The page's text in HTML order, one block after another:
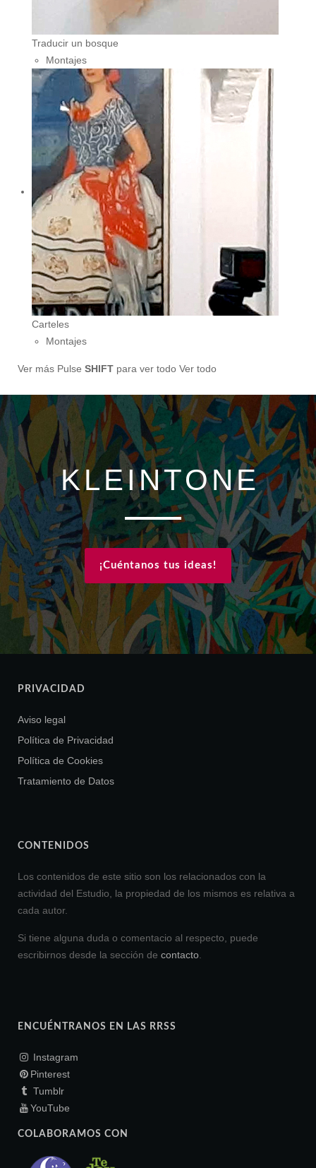
Traducir un bosque
Montajes
Carteles
Montajes
Ver más Pulse SHIFT para ver todo Ver todo
KLEINTONE
¡Cuéntanos tus ideas!
PRIVACIDAD
Aviso legal
Política de Privacidad
Política de Cookies
Tratamiento de Datos
CONTENIDOS
Los contenidos de este sitio son los relacionados con la
actividad del Estudio, la propiedad de los mismos es relativa a
cada autor.
Si tiene alguna duda o comentacio al respecto, puede
escribirnos desde la sección de contacto
ENCUÉNTRANOS EN LAS RRSS
Instagram
Pinterest
Tumblr
YouTube
COLABORAMOS CON